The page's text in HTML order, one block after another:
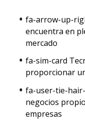
fa-arrow-up-
encuentra en
mercado
fa-sim-card
proporcionar
fa-user-tie-
negocios
empresas